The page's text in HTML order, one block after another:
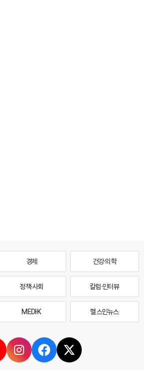
경제 건강·의학
정책·사회 칼럼·인터뷰
MEDI·K 헬스인뉴스